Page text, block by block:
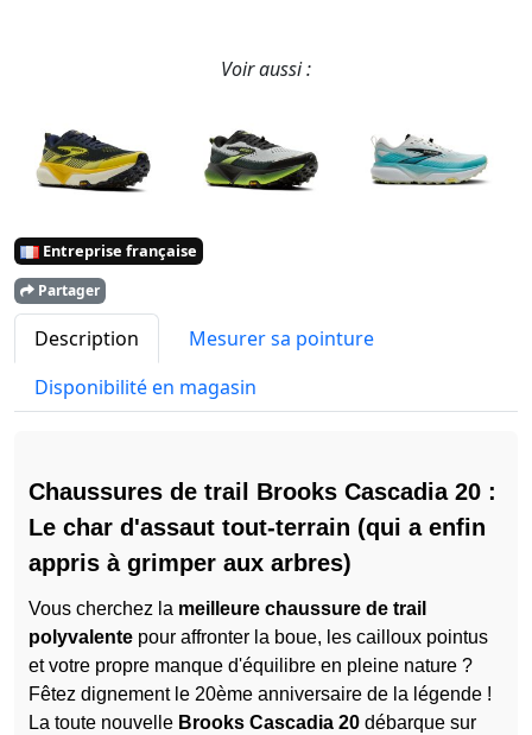
Voir aussi :
Entreprise française
Partager
Description
Mesurer sa pointure
Disponibilité en magasin
Chaussures de trail Brooks Cascadia 20 :
Le char d'assaut tout-terrain (qui a enfin
appris à grimper aux arbres)
Vous cherchez la meilleure chaussure de trail
polyvalente pour affronter la boue, les cailloux pointus
et votre propre manque d'équilibre en pleine nature ?
Fêtez dignement le 20ème anniversaire de la légende !
La toute nouvelle Brooks Cascadia 20 débarque sur